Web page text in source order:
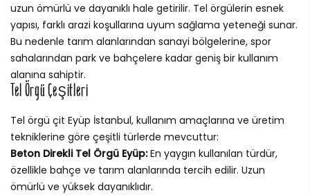
uzun ömürlü ve dayanıklı hale getirilir. Tel örgülerin esnek
yapısı, farklı arazi koşullarına uyum sağlama yeteneği sunar.
Bu nedenle tarım alanlarından sanayi bölgelerine, spor
sahalarından park ve bahçelere kadar geniş bir kullanım
alanına sahiptir.
Tel Örgü Çeşitleri
Tel örgü çit Eyüp İstanbul, kullanım amaçlarına ve üretim
tekniklerine göre çeşitli türlerde mevcuttur:
Beton Direkli Tel Örgü Eyüp:En yaygın kullanılan türdür,
özellikle bahçe ve tarım alanlarında tercih edilir. Uzun
ömürlü ve yüksek dayanıklıdır.